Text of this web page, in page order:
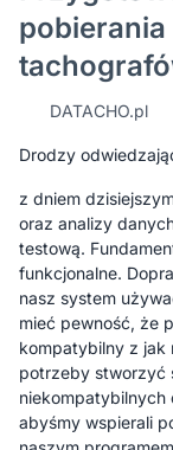
DATACHO.pl
Drodzy
z dniem
oraz analizy
testową.
funkcjonalne.
nasz system
mieć pewność, że
kompatybilny z jak
potrzeby stworzyć
abyśmy wspierali